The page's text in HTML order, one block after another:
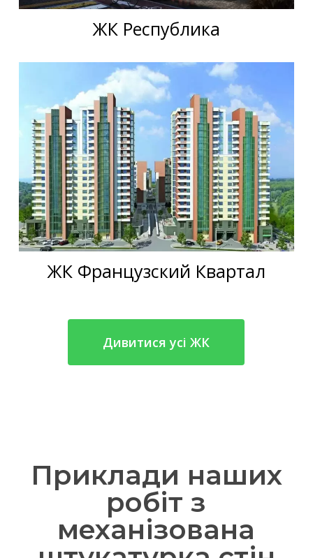
ЖК Республика
ЖК Французский Квартал
Дивитися усі ЖК
Приклади наших
робіт з
механізована